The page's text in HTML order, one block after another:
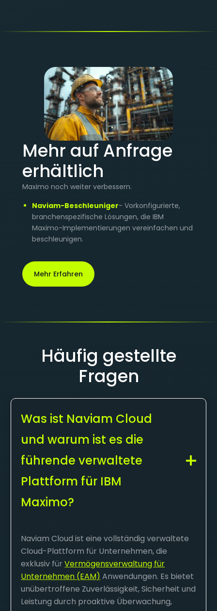
Mehr auf Anfrage
erhältlich
Maximo noch weiter verbessern.
Naviam-Beschleuniger- Vorkonfigurierte,
branchenspezifische Lösungen, die IBM
Maximo-Implementierungen vereinfachen und
beschleunigen.
Mehr Erfahren
Häufig gestellte
Fragen
Was ist Naviam Cloud
und warum ist es die
führende verwaltete
Plattform für IBM
Maximo?
Naviam Cloud ist eine vollständig verwaltete
Cloud-Plattform für Unternehmen, die
exklusiv fürVermögensverwaltung für
Unternehmen (EAM) Anwendungen. Es bietet
unübertroffene Zuverlässigkeit, Sicherheit und
Leistung durch proaktive Überwachung,